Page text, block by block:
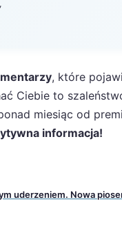
, które
Ciebie to
miesiąc od
informacja!
uderzeniem. Nowa